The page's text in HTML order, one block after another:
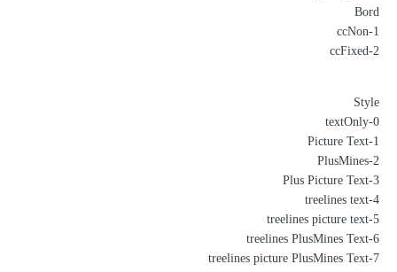
Bord
1-ccNon
2-ccFixed
Style
0-textOnly
1-Picture Text
2-PlusMines
3-Plus Picture Text
4-treelines text
5-treelines picture text
6-treelines PlusMines Text
7-treelines picture PlusMines Text